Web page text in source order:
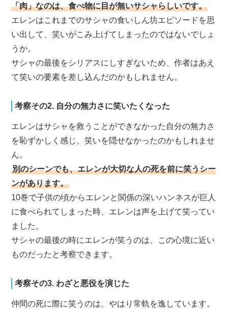
「肉」なのは、食べ物に目が無いサシャらしいです。
エレンはこれまでのサシャの食いしん坊エピソードを思
い出して、笑いがこみ上げてしまったのではないでしょ
うか。
サシャの最後をシリアスにしすぎないため、作者はあえ
て笑いの要素を差し込んだのかもしれません。
考察その2. 自分の無力さに笑いたくなった
エレンはサシャを救うことができなかった自分の無力さ
を恥ずかしく感じ、笑いを隠せなかったのかもしれませ
ん。
別のシーンでも、エレンが大切な人の死を前に笑うシー
ンがあります。
10巻で子供の頃からエレンと関係の深いハンネスが巨人
に食べられてしまった時、エレンは声を上げて笑ってい
ました。
サシャの最後の時にエレンが笑うのは、この心境に近い
ものだったと考察できます。
考察その3. わざと悪役を演じた
仲間の死に際に笑うのは、やはり常軌を逸しています。